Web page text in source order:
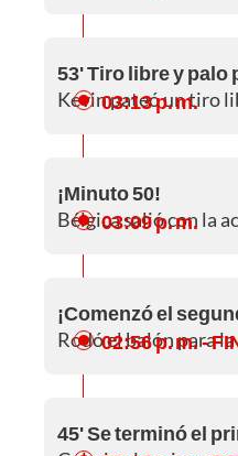
53' Tiro libre y palo
Kevin pateó un tiro
03:13 p. m.
¡Minuto 50!
Bélgica salió con la
03:09 p. m.
¡Comenzó el
Rodó el balón para
02:56 p. m.-
45' Se terminó el